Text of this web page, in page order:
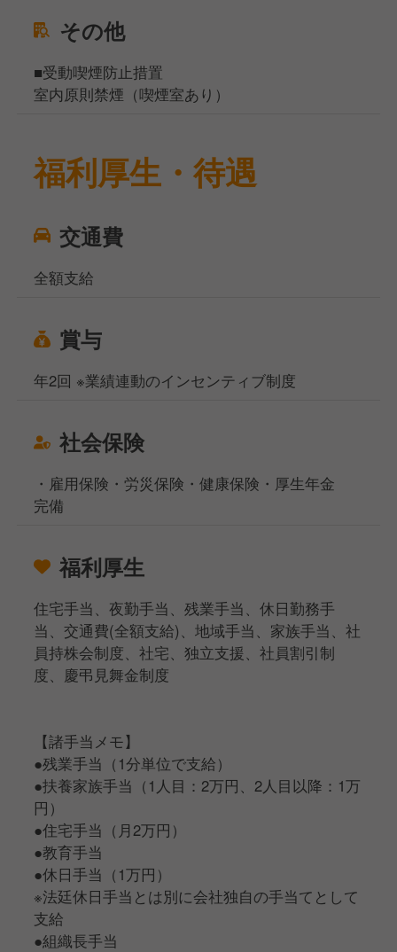
その他
■受動喫煙防止措置
室内原則禁煙（喫煙室あり）
福利厚生・待遇
交通費
全額支給
賞与
年2回 ※業績連動のインセンティブ制度
社会保険
・雇用保険・労災保険・健康保険・厚生年金
完備
福利厚生
住宅手当、夜勤手当、残業手当、休日勤務手
当、交通費(全額支給)、地域手当、家族手当、社
員持株会制度、社宅、独立支援、社員割引制
度、慶弔見舞金制度
【諸手当メモ】
●残業手当（1分単位で支給）
●扶養家族手当（1人目：2万円、2人目以降：1万
円）
●住宅手当（月2万円）
●教育手当
●休日手当（1万円）
※法廷休日手当とは別に会社独自の手当てとして
支給
●組織長手当